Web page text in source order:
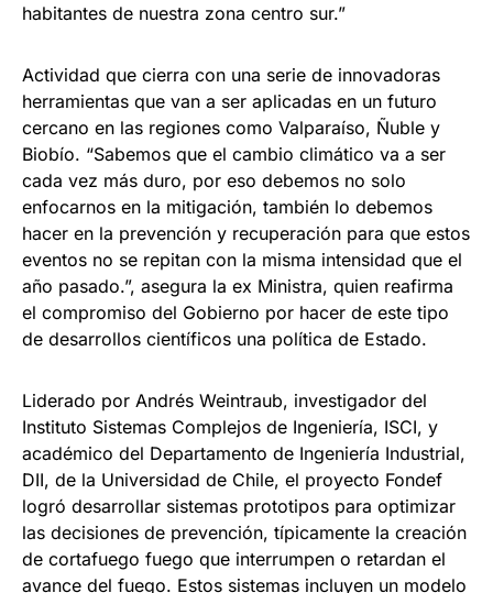
habitantes de nuestra zona centro sur.”
Actividad que cierra con una serie de innovadoras
herramientas que van a ser aplicadas en un futuro
cercano en las regiones como Valparaíso, Ñuble y
Biobío. “Sabemos que el cambio climático va a ser
cada vez más duro, por eso debemos no solo
enfocarnos en la mitigación, también lo debemos
hacer en la prevención y recuperación para que estos
eventos no se repitan con la misma intensidad que el
año pasado.”, asegura la ex Ministra, quien reafirma
el compromiso del Gobierno por hacer de este tipo
de desarrollos científicos una política de Estado.
Liderado por Andrés Weintraub, investigador del
Instituto Sistemas Complejos de Ingeniería, ISCI, y
académico del Departamento de Ingeniería Industrial,
DII, de la Universidad de Chile, el proyecto Fondef
logró desarrollar sistemas prototipos para optimizar
las decisiones de prevención, típicamente la creación
de cortafuego fuego que interrumpen o retardan el
avance del fuego. Estos sistemas incluyen un modelo